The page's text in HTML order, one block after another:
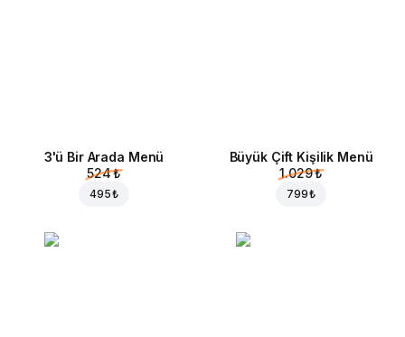
3'ü Bir Arada Menü
524 ₺
495 ₺
Büyük Çift Kişilik Menü
1.029 ₺
799 ₺